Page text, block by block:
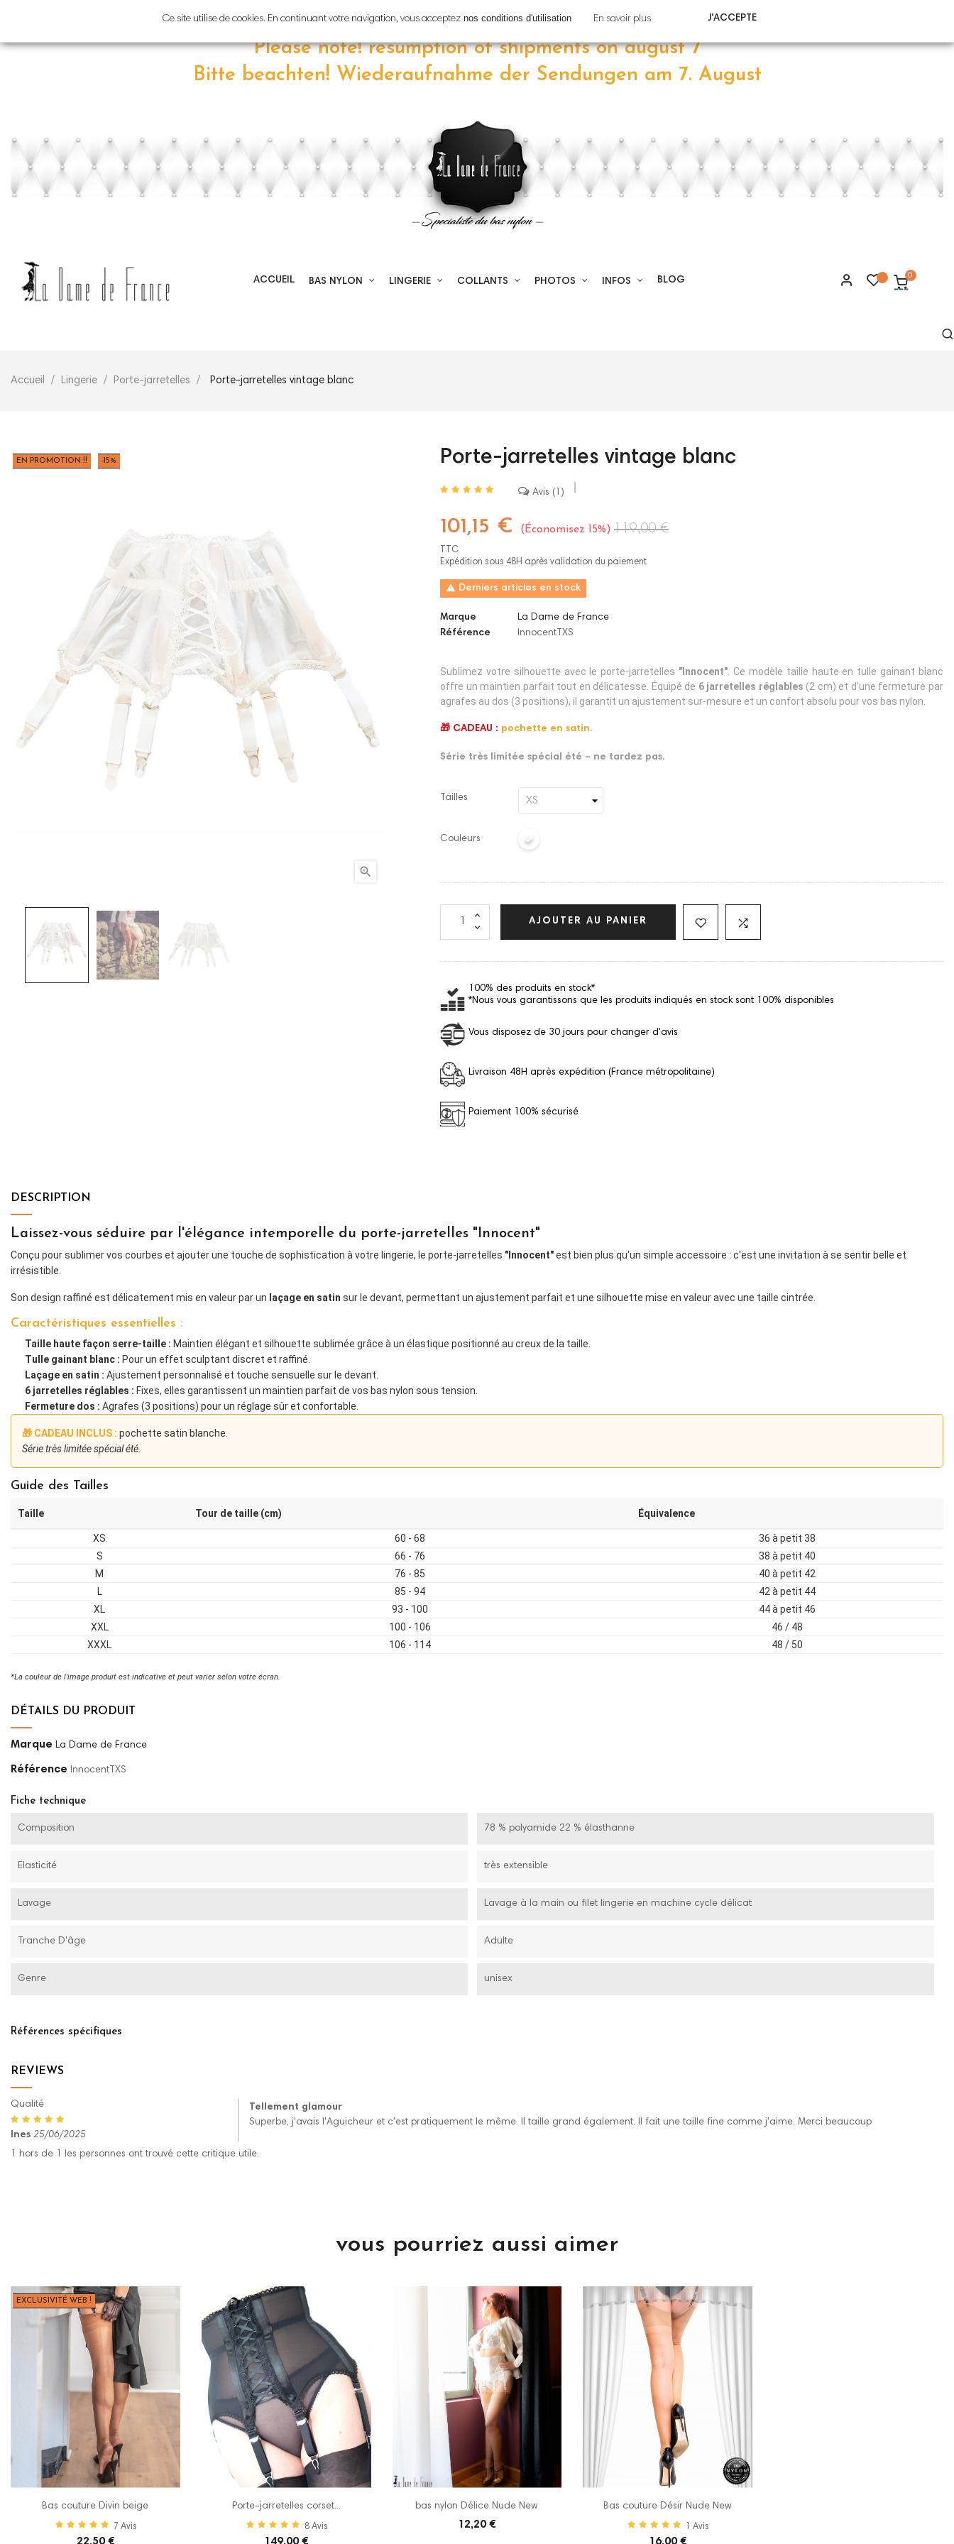
Attention!Reprisedes expéditions le7 août
Please note! resumption of shipments onaugust 7
Bitte beachten! Wiederaufnahme der Sendungen am 7. August
ACCUEIL BAS NYLON LINGERIE COLLANTS PHOTOS INFOS BLOG
0
Accueil Lingerie Porte-jarretelles Porte-jarretelles vintage blanc
EN PROMOTION !! -15%

Porte-jarretelles vintage blanc
Avis 1
101,15 € Économisez 15% 119,00 €
TTC
Expédition sous 48H après validation du paiement
 Derniers articles en stock
Marque
La Dame de France
Référence
InnocentTXS
Sublimez votre silhouette avec le porte-jarretelles "Innocent" . Ce modèle taille haute en tulle gainant blanc
offre un maintien parfait tout en délicatesse. Équipé de 6 jarretelles réglables (2 cm) et d'une fermeture par
agrafes au dos (3 positions), il garantit un ajustement sur-mesure et un confort absolu pour vos bas nylon.
🎁 CADEAU : pochette en satin.
Série très limitée spécial été – ne tardez pas.
Tailles
Couleurs
AJOUTER AU PANIER
100% des produits en stock*
*Nous vous garantissons que les produits indiqués en stock sont 100% disponibles
Vous disposez de 30 jours pour changer d'avis
Livraison 48H après expédition (France métropolitaine)
Paiement 100% sécurisé
DESCRIPTION
Laissez-vous séduire par l'élégance intemporelle du porte-jarretelles "Innocent"
Conçu pour sublimer vos courbes et ajouter une touche de sophistication à votre lingerie, le porte-jarretelles "Innocent"est bien plus qu'un simple accessoire : c'est une invitation à se sentir belle et
irrésistible.
Son design raffiné est délicatement mis en valeur par un laçage en satin sur le devant, permettant un ajustement parfait et une silhouette mise en valeur avec une taille cintrée.
Caractéristiques essentielles :
Taille haute façon serre-taille : Maintien élégant et silhouette sublimée grâce à un élastique positionné au creux de la taille.
Tulle gainant blanc : Pour un effet sculptant discret et raffiné.
Laçage en satin : Ajustement personnalisé et touche sensuelle sur le devant.
6 jarretelles réglables : Fixes, elles garantissent un maintien parfait de vos bas nylon sous tension.
Fermeture dos : Agrafes (3 positions) pour un réglage sûr et confortable.
🎁 CADEAU INCLUS : pochette satin blanche.
Série très limitée spécial été.
Guide des Tailles
Taille Tour de taille (cm) Équivalence
XS 60 - 68
36 à petit 38
S
66 - 76
38 à petit 40
M
76 - 85
40 à petit 42
L
85 - 94
42 à petit 44
XL
93 - 100
44 à petit 46
XXL
100 - 106
46 / 48
XXXL
106 - 114 48 / 50
*La couleur de l'image produit est indicative et peut varier selon votre écran.
DÉTAILS DU PRODUIT
Marque La Dame de France
Référence InnocentTXS
Fiche technique
Composition 78 % polyamide 22 % élasthanne
Elasticité très extensible
Lavage Lavage à la main ou filet lingerie en machine cycle délicat
Tranche D'âge Adulte
Genre unisex
Références spécifiques
REVIEWS
Qualité
Ines 25/06/2025
Tellement glamour
Superbe, j'avais l'Aguicheur et c'est pratiquement le même. Il taille grand également. Il fait une taille fine comme j'aime. Merci beaucoup
1 hors de 1 les personnes ont trouvé cette critique utile.
vous pourriez aussi aimer
EXCLUSIVITÉ WEB !
Bas couture Divin beige
7 Avis
Porte-jarretelles corset...
8Avis
bas nylon Délice Nude New
12,20 €
Bas couture Désir Nude New
1 Avis
Ce site utilise de cookies. En continuant votre navigation, vous acceptez nos conditions d'utilisation En savoir plus J'ACCEPTE